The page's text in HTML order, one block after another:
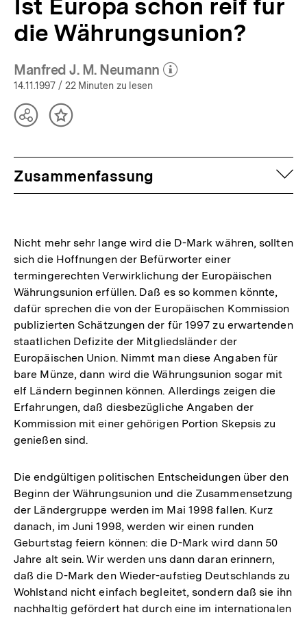
Ist Europa schon reif für
die Währungsunion?
Manfred J. M. Neumann
(Mehr zum Autor)
14.11.1997 / 22 Minuten zu lesen
TeilenInhalt
Zusammenfassung
Nicht mehr sehr lange wird die D-Mark währen, sollten
sich die Hoffnungen der Befürworter einer
termingerechten Verwirklichung der Europäischen
Währungsunion erfüllen. Daß es so kommen könnte,
dafür sprechen die von der Europäischen Kommission
publizierten Schätzungen der für 1997 zu erwartenden
staatlichen Defizite der Mitgliedsländer der
Europäischen Union. Nimmt man diese Angaben für
bare Münze, dann wird die Währungsunion sogar mit
elf Ländern beginnen können. Allerdings zeigen die
Erfahrungen, daß diesbezügliche Angaben der
Kommission mit einer gehörigen Portion Skepsis zu
genießen sind.
Die endgültigen politischen Entscheidungen über den
Beginn der Währungsunion und die Zusammensetzung
der Ländergruppe werden im Mai 1998 fallen. Kurz
danach, im Juni 1998, werden wir einen runden
Geburtstag feiern können: die D-Mark wird dann 50
Jahre alt sein. Wir werden uns dann daran erinnern,
daß die D-Mark den Wieder-aufstieg Deutschlands zu
Wohlstand nicht einfach begleitet, sondern daß sie ihn
nachhaltig gefördert hat durch eine im internationalen